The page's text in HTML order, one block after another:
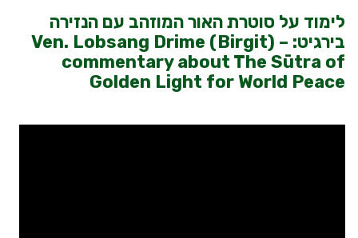
לימוד על סוטרת האור המוזהב עם הנזירה
בירגיט: Ven. Lobsang Drime (Birgit) –
commentary about The Sūtra of
Golden Light for World Peace